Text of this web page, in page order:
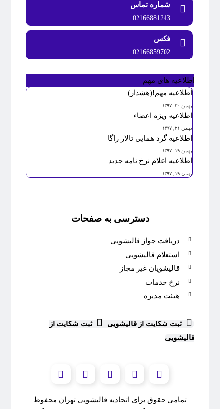
شماره تماس
02166881243
فکس
02166859702
اطلاعیه های مهم
اطلاعیه مهم!(هشدار)
بهمن ۳۰, ۱۳۹۷
اطلاعیه ویژه اعضاء
بهمن ۲۱, ۱۳۹۷
اطلاعیه گرد همایی تالار راگا
بهمن ۱۹, ۱۳۹۷
اطلاعیه اعلام نرخ نامه جدید
بهمن ۱۹, ۱۳۹۷
دسترسی به صفحات
دریافت جواز قالیشویی
استعلام قالیشویی
قالیشویان غیر مجاز
نرخ خدمات
هیئت مدیره
ثبت شکایت از قالیشویی
ثبت شکایت از
قالیشویی
تمامی حقوق برای اتحادیه قالیشویی تهران محفوظ